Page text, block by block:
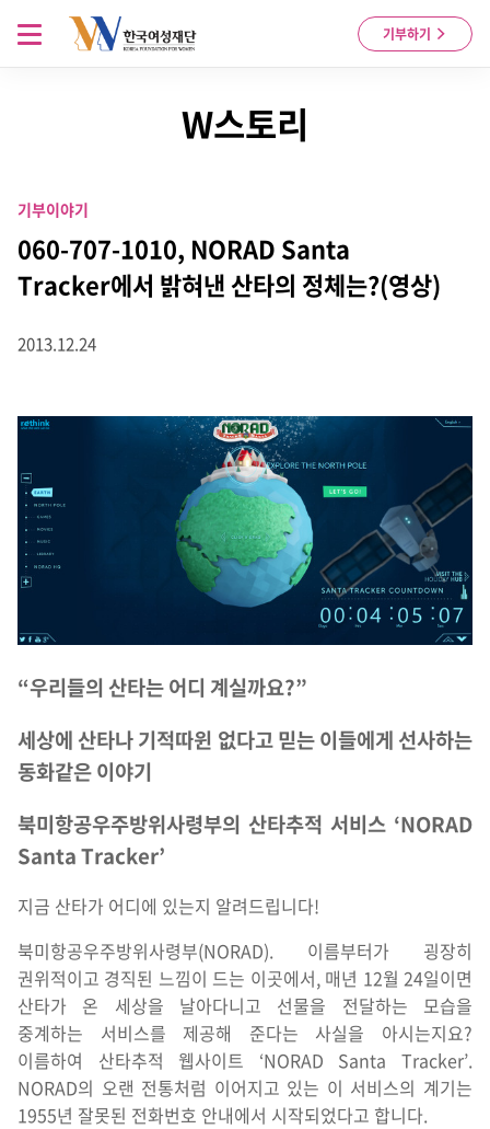
Skip to content
기부하기
메뉴 열기
W스토리
기부이야기
060-707-1010, NORAD Santa
Tracker에서 밝혀낸 산타의 정체는?(영상)
2013.12.24
“우리들의 산타는 어디 계실까요?”
세상에 산타나 기적따윈 없다고 믿는 이들에게 선사하는
동화같은 이야기
북미항공우주방위사령부의 산타추적 서비스 ‘NORAD
Santa Tracker’
지금 산타가 어디에 있는지 알려드립니다!
북미항공우주방위사령부(NORAD). 이름부터가 굉장히
권위적이고 경직된 느낌이 드는 이곳에서, 매년 12월 24일이면
산타가 온 세상을 날아다니고 선물을 전달하는 모습을
중계하는 서비스를 제공해 준다는 사실을 아시는지요?
이름하여 산타추적 웹사이트 ‘NORAD Santa Tracker’.
NORAD의 오랜 전통처럼 이어지고 있는 이 서비스의 계기는
1955년 잘못된 전화번호 안내에서 시작되었다고 합니다.